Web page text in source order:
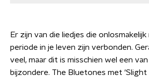
Er zijn van die liedjes die
periode in je leven zijn verbonden.
veel, maar dit is misschien wel een
bijzondere. The Bluetones met